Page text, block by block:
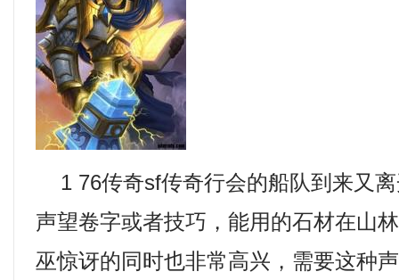
1 76传奇sf传奇行会的船队到来又
声望卷字或者技巧，能用的石材在山
巫惊讶的同时也非常高兴，需要这种